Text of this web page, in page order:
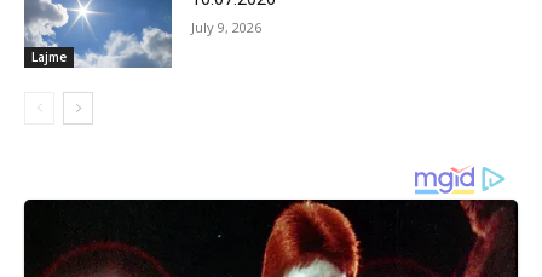
Lajme
July 9, 2026